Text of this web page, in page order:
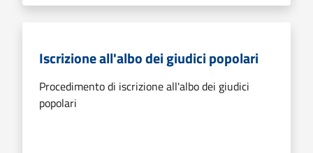
Iscrizione all'albo dei giudici popolari
Procedimento di iscrizione all'albo dei giudici
popolari